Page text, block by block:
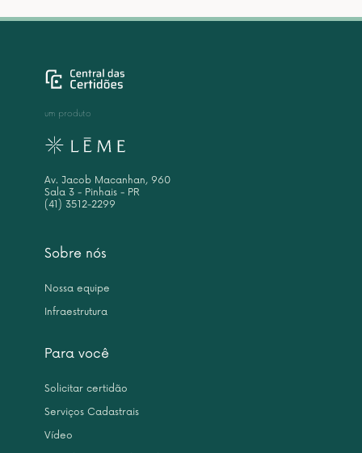
Sobre nós
Nossa equipe
Infraestrutura
Para você
Solicitar certidão
Serviços Cadastrais
Vídeo
um produto
Av. Jacob Macanhan, 960
Sala 3 - Pinhais - PR
(41) 3512-2299